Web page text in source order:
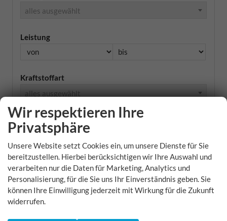
alles ausgewählt
Leistung
Kraftstoffart
alles ausgewählt
Getriebeart
alles ausgewählt
CO2-Effizienzklasse
alles ausgewählt
Preis
Wir respektieren Ihre
Privatsphäre
Unsere Website setzt Cookies ein, um unsere Dienste für Sie
bereitzustellen. Hierbei berücksichtigen wir Ihre Auswahl und
verarbeiten nur die Daten für Marketing, Analytics und
Personalisierung, für die Sie uns Ihr Einverständnis geben. Sie
können Ihre Einwilligung jederzeit mit Wirkung für die Zukunft
widerrufen.